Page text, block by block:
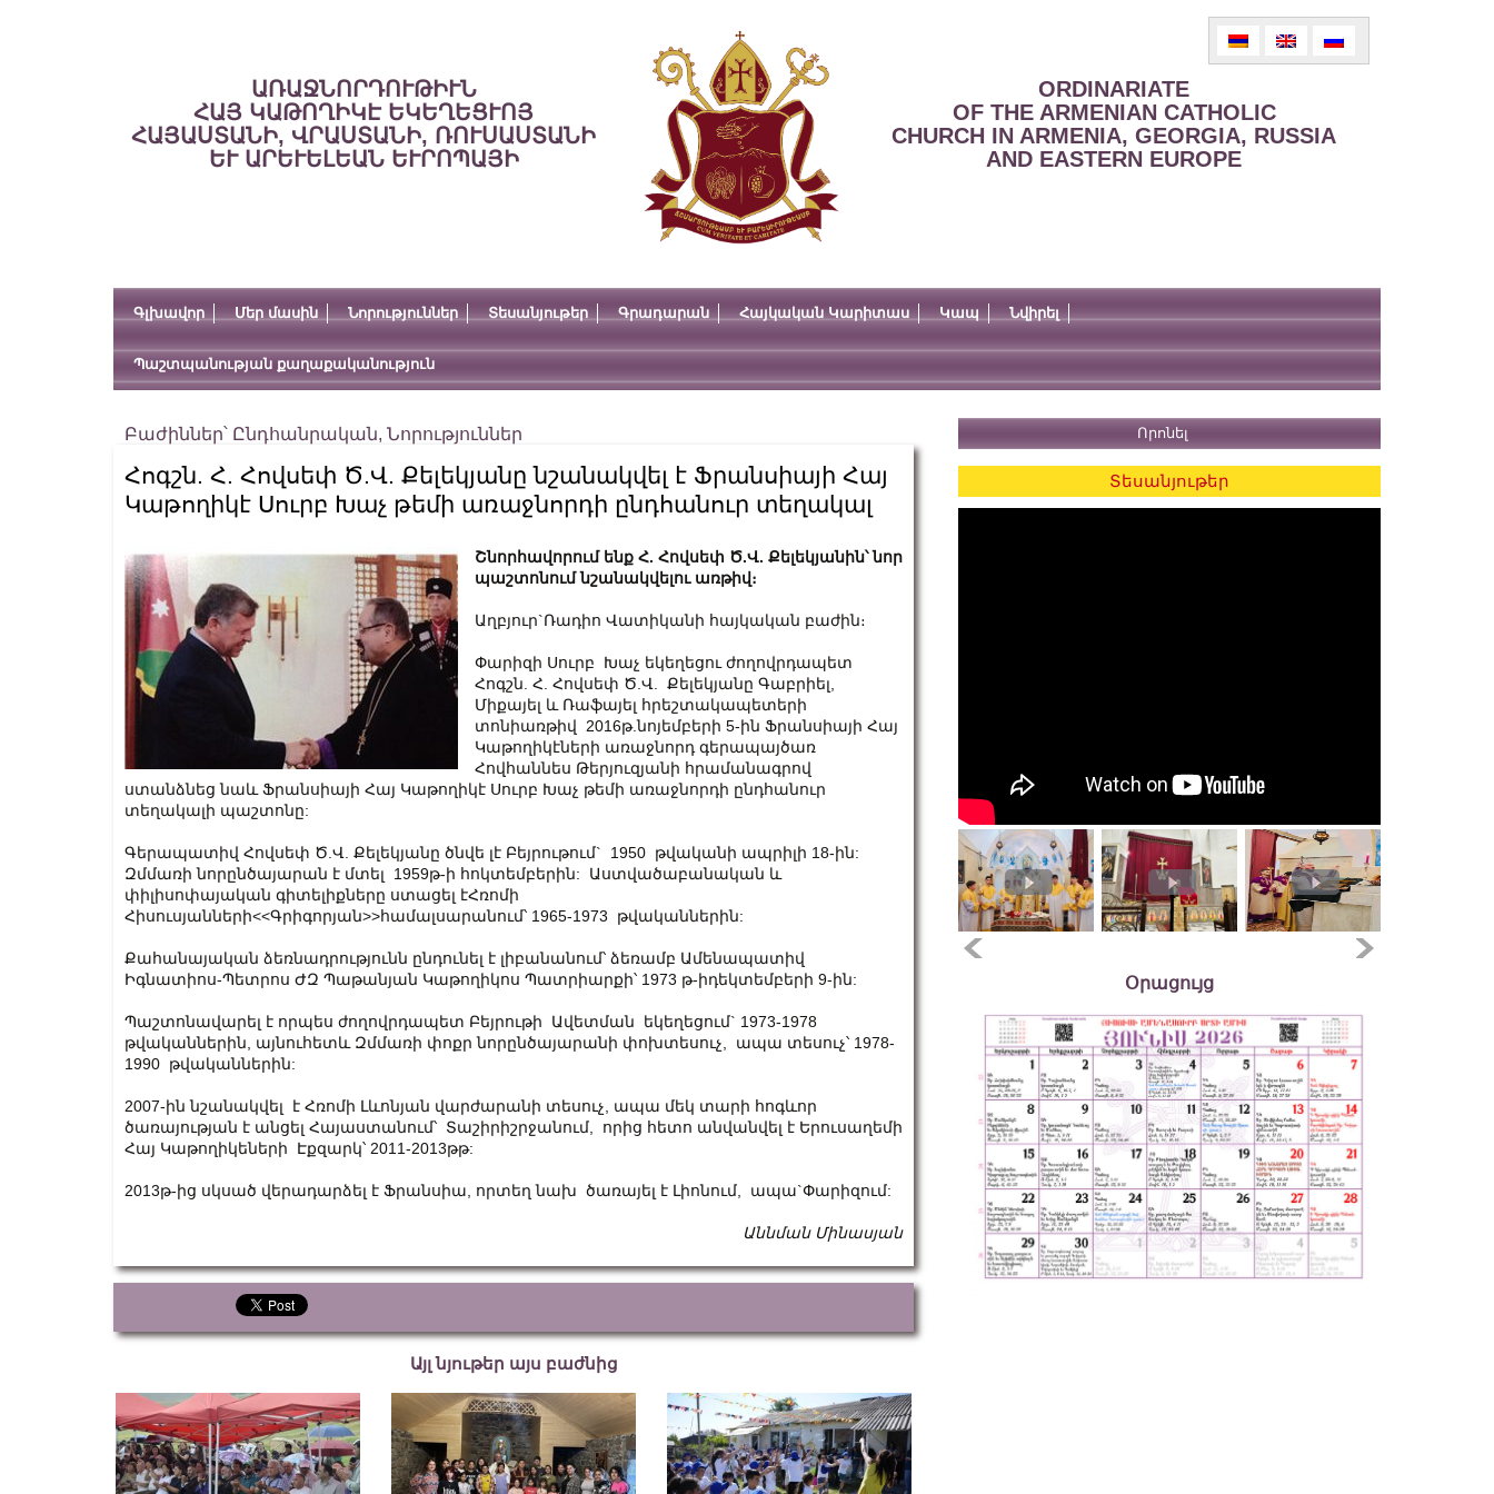
ԱՌԱՋՆՈՐԴՈՒԹԻՒՆ
ՀԱՅ ԿԱԹՈՂԻԿԷ ԵԿԵՂԵՑՒՈՅ
ՀԱՅԱՍՏԱՆԻ, ՎՐԱՍՏԱՆԻ, ՌՈՒՍԱՍՏԱՆԻ
ԵՒ ԱՐԵՒԵԼԵԱՆ ԵՒՐՈՊԱՅԻ
ORDINARIATE
OF THE ARMENIAN CATHOLIC
CHURCH IN ARMENIA, GEORGIA, RUSSIA
AND EASTERN EUROPE
Գլխավոր Մեր մասին Նորություններ Տեսանյութեր Գրադարան Հայկական Կարիտաս Կապ Նվիրել
Պաշտպանության քաղաքականություն
Բաժիններ՝ Ընդհանրական, Նորություններ
Հոգշն. Հ. Հովսեփ Ծ.Վ. Քելեկյանը նշանակվել է Ֆրանսիայի Հայ
Կաթողիկէ Սուրբ Խաչ թեմի առաջնորդի ընդհանուր տեղակալ
Շնորհավորում ենք Հ. Հովսեփ Ծ.Վ. Քելեկյանին՝ նոր
պաշտոնում նշանակվելու առթիվ։
Աղբյուր`Ռադիո Վատիկանի հայկական բաժին։
Փարիզի Սուրբ Խաչ եկեղեցու ժողովրդապետ
Հոգշն. Հ. Հովսեփ Ծ.Վ. Քելեկյանը Գաբրիել,
Միքայել և Ռաֆայել հրեշտակապետերի
տոնիառթիվ 2016թ.նոյեմբերի 5-ին Ֆրանսիայի Հայ
Կաթողիկէների առաջնորդ գերապայծառ
Հովհաննես Թերյուզյանի հրամանագրով
ստանձնեց նաև Ֆրանսիայի Հայ Կաթողիկէ Սուրբ Խաչ թեմի առաջնորդի ընդհանուր
տեղակալի պաշտոնը:
Գերապատիվ Հովսեփ Ծ.Վ. Քելեկյանը ծնվե լէ Բեյրութում` 1950 թվականի ապրիլի 18-ին:
Զմմառի նորընծայարան է մտել 1959թ-ի հոկտեմբերին: Աստվածաբանական և
փիլիսոփայական գիտելիքները ստացել էՀռոմի
Հիսուսյանների<<Գրիգորյան>>համալսարանում՝ 1965-1973 թվականներին:
Քահանայական ձեռնադրությունն ընդունել է լիբանանում՝ ձեռամբ Ամենապատիվ
Իգնատիոս-Պետրոս ԺԶ Պաթանյան Կաթողիկոս Պատրիարքի՝ 1973 թ-իդեկտեմբերի 9-ին:
Պաշտոնավարել է որպես ժողովրդապետ Բեյրութի Ավետման եկեղեցում` 1973-1978
թվականներին, այնուհետև Զմմառի փոքր նորընծայարանի փոխտեսուչ, ապա տեսուչ՝ 1978-
1990 թվականներին:
2007-ին նշանակվել է Հռոմի Լևոնյան վարժարանի տեսուչ, ապա մեկ տարի հոգևոր
ծառայության է անցել Հայաստանում՝ Տաշիրիշրջանում, որից հետո անվանվել է Երուսաղեմի
Հայ Կաթողիկեների Էքզարկ՝ 2011-2013թթ:
2013թ-ից սկսած վերադարձել է Ֆրանսիա, որտեղ նախ ծառայել է Լիոնում, ապա`Փարիզում:
Աննման Մինասյան
Այլ նյութեր այս բաժնից
Տեսանյութեր
Օրացույց